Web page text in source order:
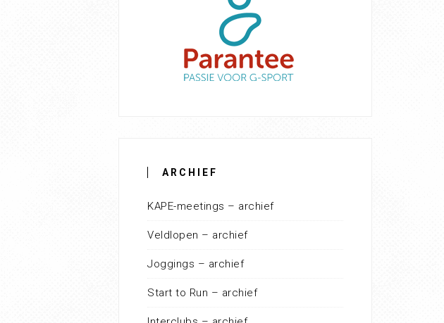
ARCHIEF
KAPE-meetings – archief
Veldlopen – archief
Joggings – archief
Start to Run – archief